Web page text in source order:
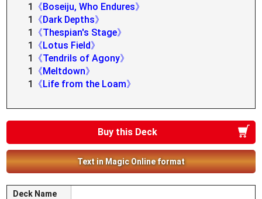
1
《Boseiju, Who Endures》
1
《Dark Depths》
1
《Thespian's Stage》
1
《Lotus Field》
1
《Tendrils of Agony》
1
《Meltdown》
1
《Life from the Loam》
Buy this Deck
Text in Magic Online format
Deck Name